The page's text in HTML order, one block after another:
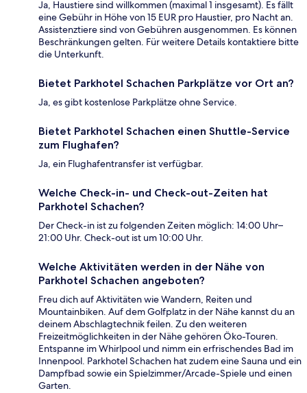
Ja, Haustiere sind willkommen (maximal 1 insgesamt). Es fällt
eine Gebühr in Höhe von 15 EUR pro Haustier, pro Nacht an.
Assistenztiere sind von Gebühren ausgenommen. Es können
Beschränkungen gelten. Für weitere Details kontaktiere bitte
die Unterkunft.
Bietet Parkhotel Schachen Parkplätze vor Ort an?
Ja, es gibt kostenlose Parkplätze ohne Service.
Bietet Parkhotel Schachen einen Shuttle-Service
zum Flughafen?
Ja, ein Flughafentransfer ist verfügbar.
Welche Check-in- und Check-out-Zeiten hat
Parkhotel Schachen?
Der Check-in ist zu folgenden Zeiten möglich: 14:00 Uhr–
21:00 Uhr. Check-out ist um 10:00 Uhr.
Welche Aktivitäten werden in der Nähe von
Parkhotel Schachen angeboten?
Freu dich auf Aktivitäten wie Wandern, Reiten und
Mountainbiken. Auf dem Golfplatz in der Nähe kannst du an
deinem Abschlagtechnik feilen. Zu den weiteren
Freizeitmöglichkeiten in der Nähe gehören Öko-Touren.
Entspanne im Whirlpool und nimm ein erfrischendes Bad im
Innenpool. Parkhotel Schachen hat zudem eine Sauna und ein
Dampfbad sowie ein Spielzimmer/Arcade-Spiele und einen
Garten.